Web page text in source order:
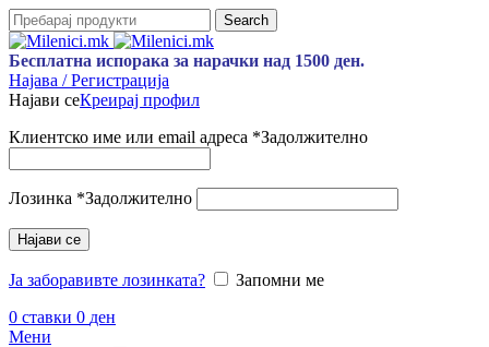
Search
Бесплатна испорака за нарачки над 1500 ден.
Најава / Регистрација
Најави сеКреирај профил
Клиентско име или email адреса *Задолжително
Лозинка *Задолжително
Најави се
Ја заборавивте лозинката?
Запомни ме
0 ставки 0 ден
Мени